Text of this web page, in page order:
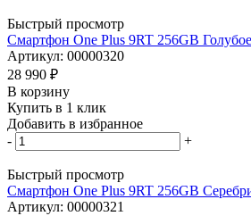
Быстрый просмотр
Смартфон One Plus 9RT 256GB
Артикул: 00000320
28 990 ₽
В корзину
Купить в 1 клик
Добавить в избранное
-
+
Быстрый просмотр
Смартфон One Plus 9RT 256GB
Артикул: 00000321